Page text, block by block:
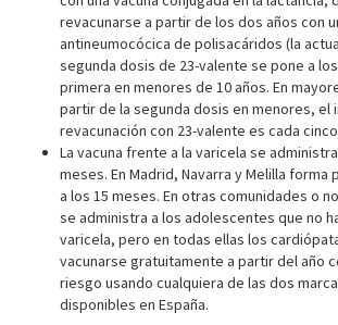
revacunarse a partir de los dos años con
antineumocócica de polisacáridos (la
segunda dosis de 23-valente se pone a
primera en menores de 10 años. En
partir de la segunda dosis en menores, el
revacunación con 23-valente es cada
La vacuna frente a la varicela se
meses. En Madrid, Navarra y Melilla forma
a los 15 meses. En otras comunidades o
se administra a los adolescentes que no
varicela, pero en todas ellas los
vacunarse gratuitamente a partir del año
riesgo usando cualquiera de las dos
disponibles en España.